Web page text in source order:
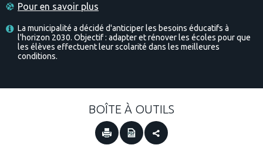
Pour en savoir plus
La municipalité a décidé d'anticiper les besoins éducatifs à
l'horizon 2030. Objectif : adapter et rénover les écoles pour que
les élèves effectuent leur scolarité dans les meilleures
conditions.
BOÎTE À OUTILS